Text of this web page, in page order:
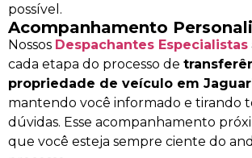
possível.
Acompanhamento
Nossos Despachantes Especialistas
cada etapa do processo de
propriedade de veículo em
mantendo você informado e tirando
dúvidas. Esse acompanhamento
que você esteja sempre ciente do